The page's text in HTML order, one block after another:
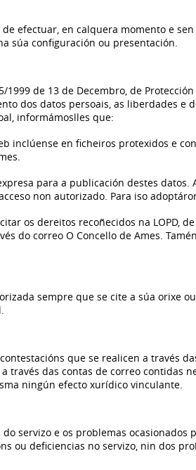
efectuar, en calquera momento e
súa configuración ou presentación.
de 13 de Decembro, de
dos datos persoais, as liberdades e
informámoslles que:
inclúense en ficheiros protexidos e
para a publicación destes
non autorizado. Para iso
os dereitos recoñecidos na LOPD,
do correo O Concello de Ames.
sempre que se cite a súa orixe
que se realicen a través
través das contas de correo contidas
ningún efecto xurídico vinculante.
servizo e os problemas
ou deficiencias no servizo, nin dos